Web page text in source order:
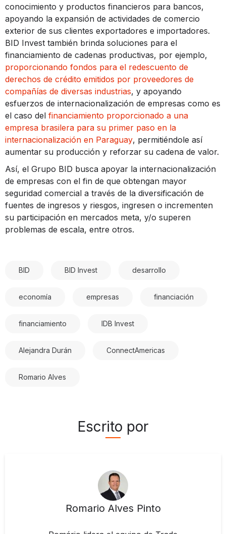
conocimiento y productos financieros para bancos,
apoyando la expansión de actividades de comercio
exterior de sus clientes exportadores e importadores.
BID Invest también brinda soluciones para el
financiamiento de cadenas productivas, por ejemplo,
proporcionando fondos para el redescuento de
derechos de crédito emitidos por proveedores de
compañías de diversas industrias, y apoyando
esfuerzos de internacionalización de empresas como es
el caso del financiamiento proporcionado a una
empresa brasilera para su primer paso en la
internacionalización en Paraguay, permitiéndole así
aumentar su producción y reforzar su cadena de valor.
Así, el Grupo BID busca apoyar la internacionalización
de empresas con el fin de que obtengan mayor
seguridad comercial a través de la diversificación de
fuentes de ingresos y riesgos, ingresen o incrementen
su participación en mercados meta, y/o superen
problemas de escala, entre otros.
BID BID Invest desarrollo
economía empresas financiación
financiamiento IDB Invest
Alejandra Durán ConnectAmericas
Romario Alves
Escrito por
Romario Alves Pinto